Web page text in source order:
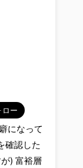
になって
確認した
) 富裕層